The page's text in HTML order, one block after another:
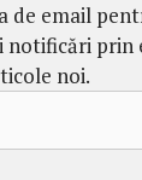
de email
notificări prin
noi.